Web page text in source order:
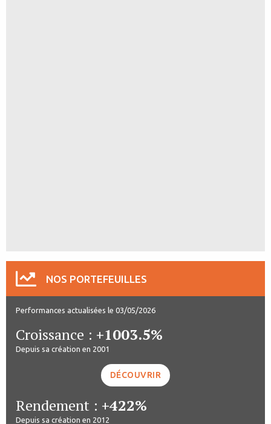
NOS PORTEFEUILLES
Performances actualisées le 03/05/2026
Croissance : +1003.5%
Depuis sa création en 2001
DÉCOUVRIR
Rendement : +422%
Depuis sa création en 2012